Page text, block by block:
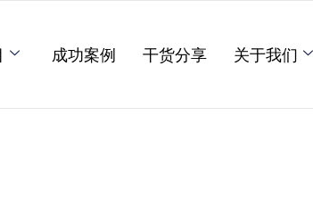
成功案例 干货分享 关于我们